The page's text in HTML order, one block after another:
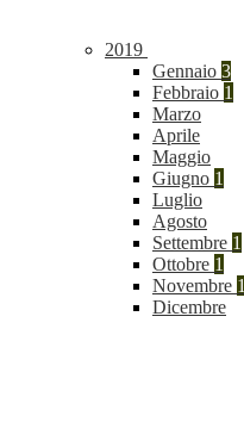
2019
Gennaio 3
Febbraio 1
Marzo
Aprile
Maggio
Giugno 1
Luglio
Agosto
Settembre 1
Ottobre 1
Novembre 1
Dicembre